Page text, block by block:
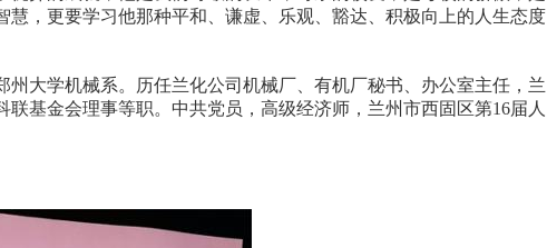
，更要学习他那种平和、谦虚、乐观、豁达、积极向上的人生态度
州大学机械系。历任兰化公司机械厂、有机厂秘书、办公室主任，兰
基金会理事等职。中共党员，高级经济师，兰州市西固区第16届人